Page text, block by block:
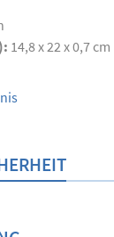
14,8 x 22 x 0,7 cm